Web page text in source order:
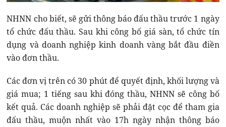
NHNN cho biết, sẽ gửi thông báo đấu thầu trước 1 ngày
tổ chức đấu thầu. Sau khi công bố giá sàn, tổ chức tín
dụng và doanh nghiệp kinh doanh vàng bắt đầu điền
vào đơn thầu.
Các đơn vị trên có 30 phút để quyết định, khối lượng và
giá mua; 1 tiếng sau khi đóng thầu, NHNN sẽ công bố
kết quả. Các doanh nghiệp sẽ phải đặt cọc để tham gia
đấu thầu, muộn nhất vào 17h ngày nhận thông báo